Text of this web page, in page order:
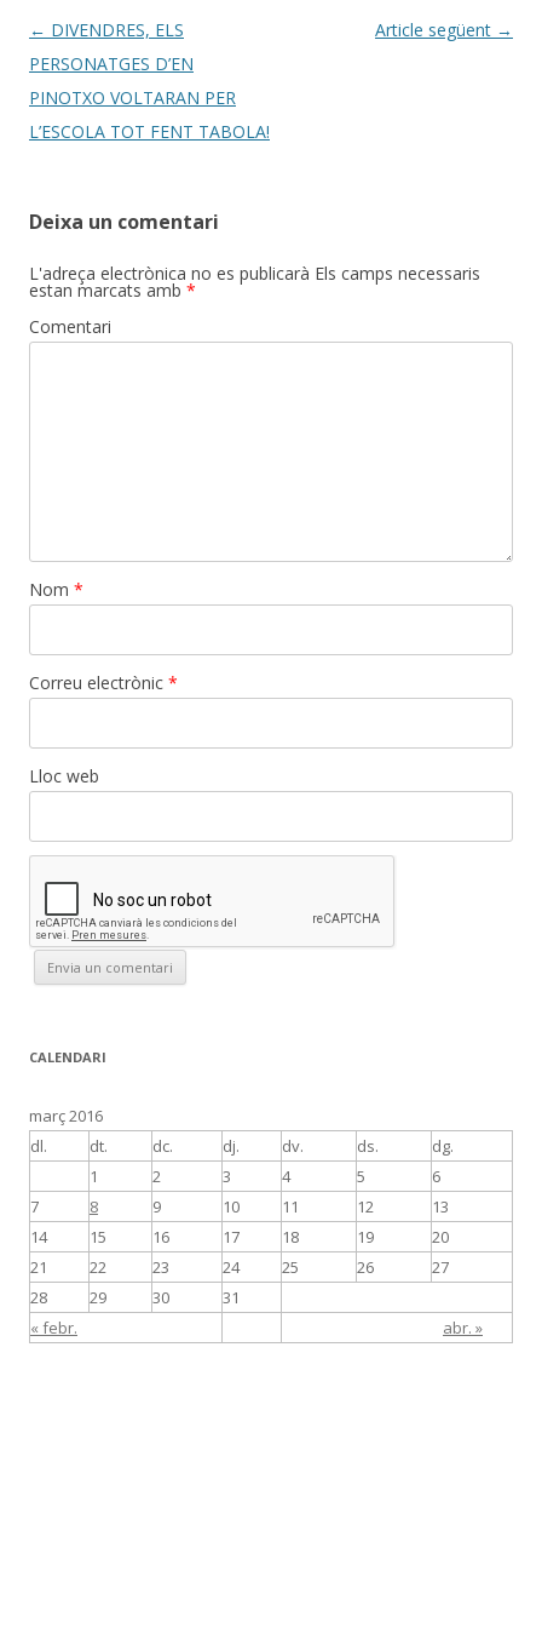
k ix
Post
navigation
← DIVENDRES, ELS
PERSONATGES D’EN
PINOTXO VOLTARAN PER
L’ESCOLA TOT FENT TABOLA!
Article següent →
Deixa un comentari
L'adreça electrònica no es publicarà Els camps necessaris
estan marcats amb *
Comentari
Nom *
Correu electrònic *
Lloc web
CALENDARI
març 2016
dl.
dt. dc. dj. dv. ds. dg.
« febr. abr. »
1 2 3 4 5
6
7
8 9 10 11 12
13
14
15 16 17 18 19
20
21
22 23 24 25 26
27
28
29 30 31